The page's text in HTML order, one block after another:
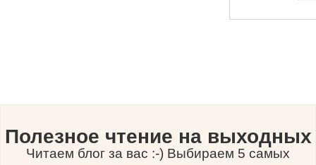
Полезное чтение на выходных
Читаем блог за вас :-) Выбираем 5 самых